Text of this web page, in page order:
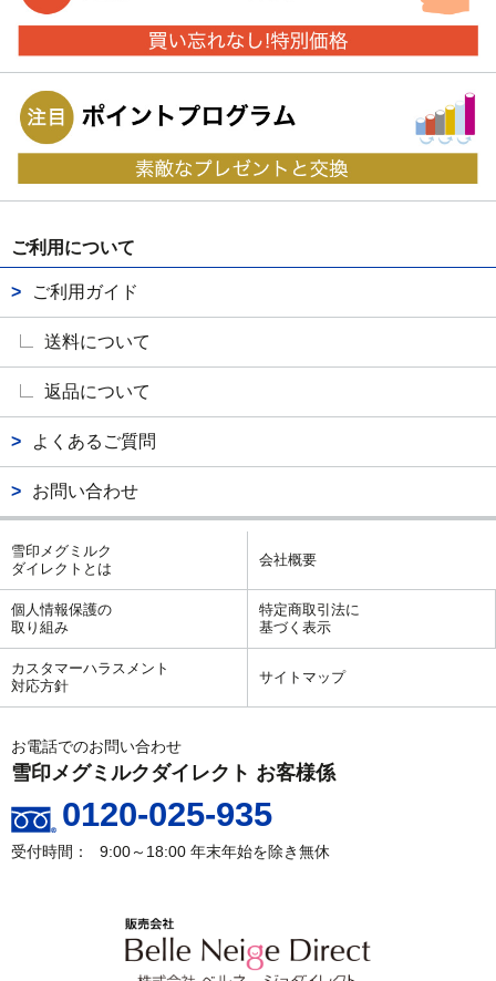
ご利用について
ご利用ガイド
送料について
返品について
よくあるご質問
お問い合わせ
雪印メグミルク
ダイレクトとは
会社概要
個人情報保護の
取り組み
特定商取引法に
基づく表示
カスタマーハラスメント
対応方針
サイトマップ
お電話でのお問い合わせ
雪印メグミルクダイレクト お客様係
0120-025-935
9:00～18:00 年末年始を除き無休